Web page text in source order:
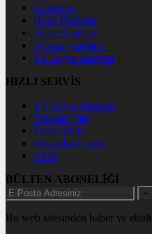
Gazeteler
Hava Durumu
Haber Gönder
Namaz Vakitleri
TV Yayın Akışları
HIZLI SERVİS
TV Yayın Akışları
Yazarlar Site
Tenis İddaa
Basketbol Canlı
AMP
BÜLTEN ABONELİĞİ
+
Bu web sitesinden haber ve